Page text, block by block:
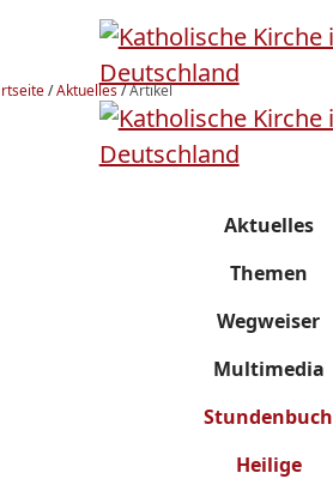
/Aktuelles/Artikel
Aktuelles
Themen
Wegweiser
Multimedia
Stundenbuch
Heilige